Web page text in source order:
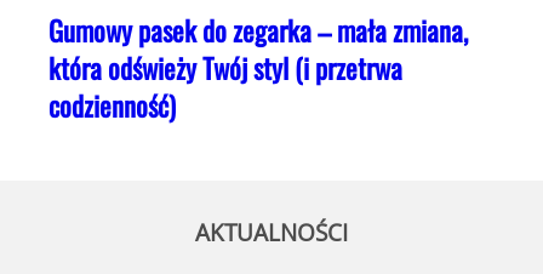
Gumowy pasek do zegarka – mała zmiana,
która odświeży Twój styl (i przetrwa
codzienność)
AKTUALNOŚCI